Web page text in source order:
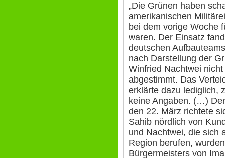
„Die Grünen haben
amerikanischen
bei dem vorige Woche
waren. Der Einsatz
deutschen
nach Darstellung der
Winfried Nachtwei
abgestimmt. Das
erklärte dazu lediglich,
keine Angaben. (…)
den 22. März richtete
Sahib nördlich von
und Nachtwei, die sich
Region berufen,
Bürgermeisters von